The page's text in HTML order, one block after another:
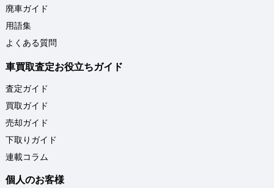
廃車ガイド
用語集
よくある質問
車買取査定お役立ちガイド
査定ガイド
買取ガイド
売却ガイド
下取りガイド
連載コラム
個人のお客様